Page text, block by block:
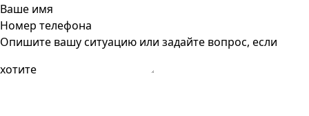
Ваше имя
Номер телефона
Опишите вашу ситуацию или задайте вопрос, если
хотите